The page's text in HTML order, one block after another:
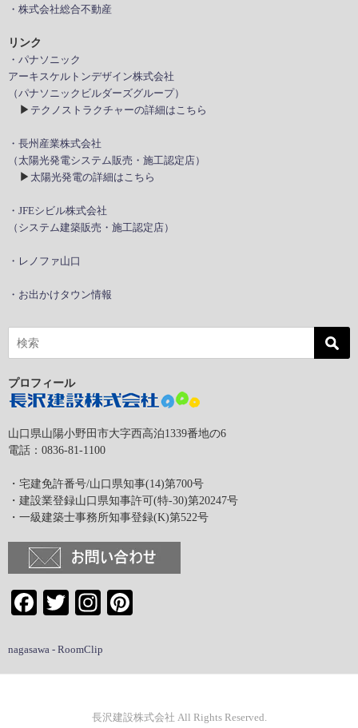
・株式会社総合不動産
リンク
・パナソニック
アーキスケルトンデザイン株式会社
（パナソニックビルダーズグループ）
▶ テクノストラクチャーの詳細はこちら
・長州産業株式会社
（太陽光発電システム販売・施工認定店）
▶ 太陽光発電の詳細はこちら
・JFEシビル株式会社
（システム建築販売・施工認定店）
・レノファ山口
・お出かけタウン情報
プロフィール
山口県山陽小野田市大字西高泊1339番地の6
電話：0836-81-1100
・宅建免許番号/山口県知事(14)第700号
・建設業登録山口県知事許可(特-30)第20247号
・一級建築士事務所知事登録(K)第522号
FacebookTwitter Instagram
nagasawa - RoomClip
長沢建設株式会社 All Rights Reserved.